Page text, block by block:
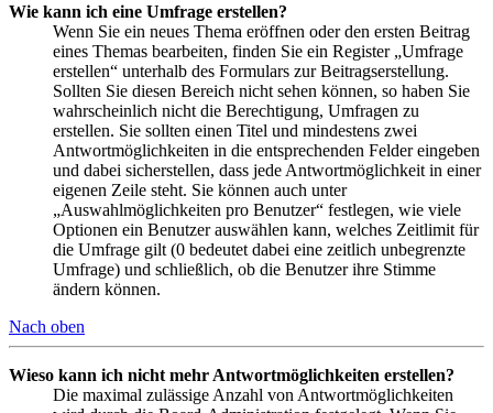
Wie kann ich eine Umfrage erstellen?
Wenn Sie ein neues Thema eröffnen oder den ersten Beitrag
eines Themas bearbeiten, finden Sie ein Register „Umfrage
erstellen“ unterhalb des Formulars zur Beitragserstellung.
Sollten Sie diesen Bereich nicht sehen können, so haben Sie
wahrscheinlich nicht die Berechtigung, Umfragen zu
erstellen. Sie sollten einen Titel und mindestens zwei
Antwortmöglichkeiten in die entsprechenden Felder eingeben
und dabei sicherstellen, dass jede Antwortmöglichkeit in einer
eigenen Zeile steht. Sie können auch unter
„Auswahlmöglichkeiten pro Benutzer“ festlegen, wie viele
Optionen ein Benutzer auswählen kann, welches Zeitlimit für
die Umfrage gilt (0 bedeutet dabei eine zeitlich unbegrenzte
Umfrage) und schließlich, ob die Benutzer ihre Stimme
ändern können.
Nach oben
Wieso kann ich nicht mehr Antwortmöglichkeiten erstellen?
Die maximal zulässige Anzahl von Antwortmöglichkeiten